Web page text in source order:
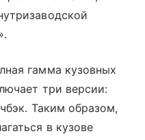
гамма кузовных
три версии:
Таким образом,
в кузове